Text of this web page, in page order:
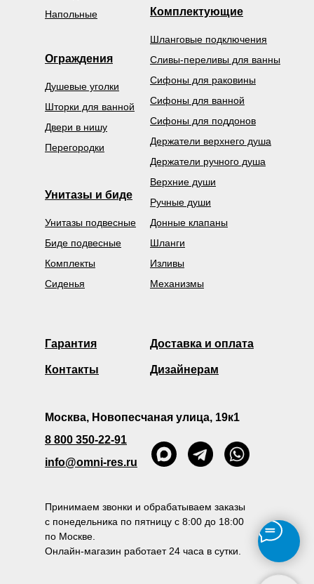
Верхние души
Ручные души
Сифоны для поддонов
Держатели верхнего душа
Держатели ручного душа
Механизмы
Донные клапаны
Шланги
Изливы
Сливы-переливы для ванны
Сифоны для ванной
Шланговые подключения
Сифоны для раковины
Унитазы и биде
Унитазы подвесные
Биде подвесные
Комплекты
Напольные
Принимаем звонки и обрабатываем заказы
с понедельника по пятницу с 8:00 до 18:00
по Москве.
Онлайн-магазин работает 24 часа в сутки.
Ограждения
Душевые уголки
Шторки для ванной
Двери в нишу
Перегородки
Комплектующие
Дизайнерам
Доставка и оплата
Москва, Новопесчаная улица, 19к1
8 800 350-22-91
info@omni-res.ru
Гарантия
Контакты
Сиденья